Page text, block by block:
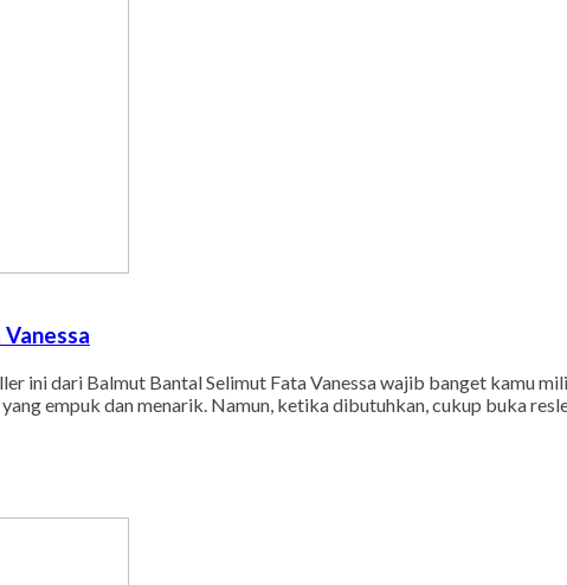
ini dari Balmut Bantal Selimut Fata Vanessa wajib banget kamu
empuk dan menarik. Namun, ketika dibutuhkan, cukup buka